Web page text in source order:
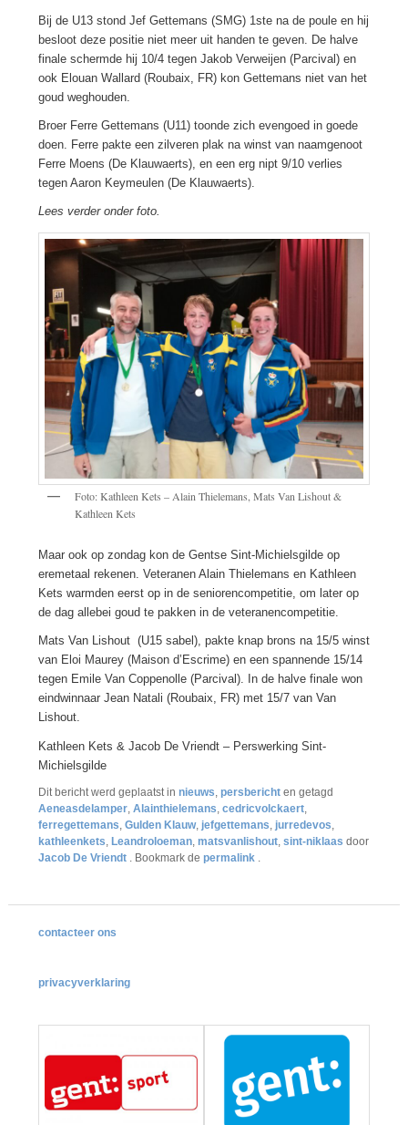
Bij de U13 stond Jef Gettemans (SMG) 1ste na de poule en hij
besloot deze positie niet meer uit handen te geven. De halve
finale schermde hij 10/4 tegen Jakob Verweijen (Parcival) en
ook Elouan Wallard (Roubaix, FR) kon Gettemans niet van het
goud weghouden.
Broer Ferre Gettemans (U11) toonde zich evengoed in goede
doen. Ferre pakte een zilveren plak na winst van naamgenoot
Ferre Moens (De Klauwaerts), en een erg nipt 9/10 verlies
tegen Aaron Keymeulen (De Klauwaerts).
Lees verder onder foto.
Foto: Kathleen Kets – Alain Thielemans, Mats Van Lishout &
Kathleen Kets
Maar ook op zondag kon de Gentse Sint-Michielsgilde op
eremetaal rekenen. Veteranen Alain Thielemans en Kathleen
Kets warmden eerst op in de seniorencompetitie, om later op
de dag allebei goud te pakken in de veteranencompetitie.
Mats Van Lishout (U15 sabel), pakte knap brons na 15/5 winst
van Eloi Maurey (Maison d’Escrime) en een spannende 15/14
tegen Emile Van Coppenolle (Parcival). In de halve finale won
eindwinnaar Jean Natali (Roubaix, FR) met 15/7 van Van
Lishout.
Kathleen Kets & Jacob De Vriendt – Perswerking Sint-
Michielsgilde
Dit bericht werd geplaatst in nieuws, persberichten getagd
Aeneasdelamper, Alainthielemans, cedricvolckaert,
ferregettemans, Gulden Klauw, jefgettemans, jurredevos,
kathleenkets, Leandroloeman, matsvanlishout, sint-niklaas door
Jacob De Vriendt . Bookmark de permalink .
contacteer ons
privacyverklaring